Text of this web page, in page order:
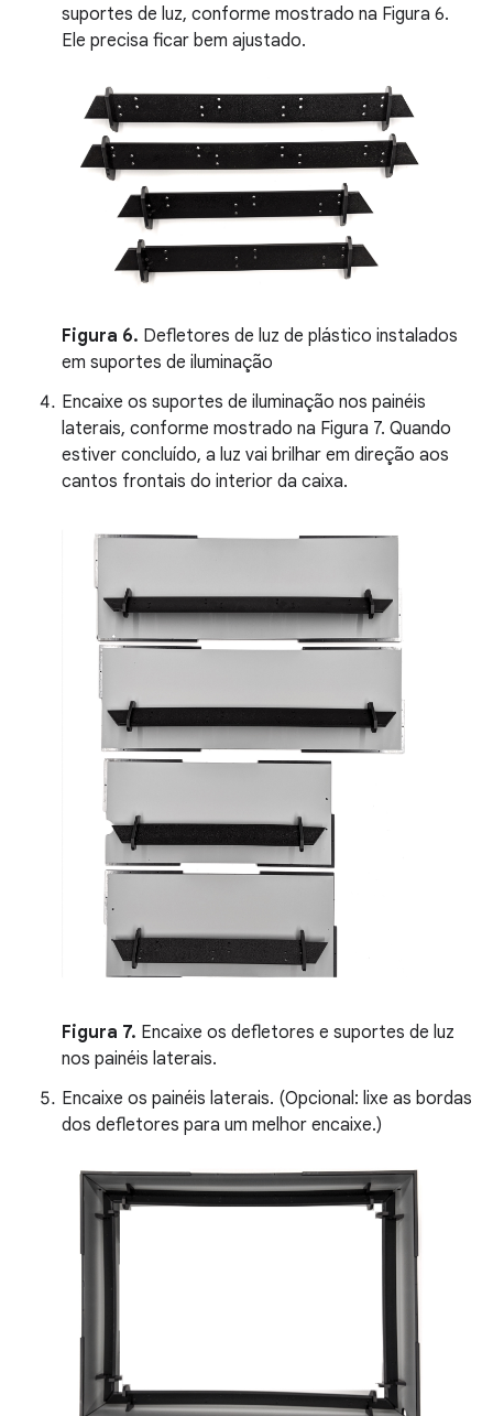
suportes de luz, conforme mostrado na Figura 6.
Ele precisa ficar bem ajustado.
Figura 6. Defletores de luz de plástico instalados
em suportes de iluminação
Encaixe os suportes de iluminação nos painéis
laterais, conforme mostrado na Figura 7. Quando
estiver concluído, a luz vai brilhar em direção aos
cantos frontais do interior da caixa.
Figura 7. Encaixe os defletores e suportes de luz
nos painéis laterais.
Encaixe os painéis laterais. (Opcional: lixe as bordas
dos defletores para um melhor encaixe.)